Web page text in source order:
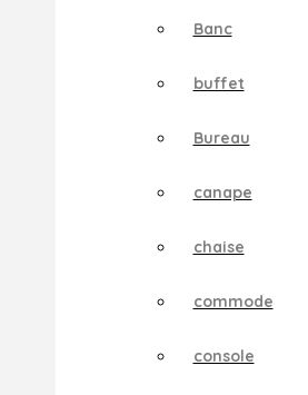
Banc
buffet
Bureau
canape
chaise
commode
console